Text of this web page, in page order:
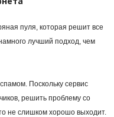
пуля, которая решит все
лучший подход, чем
Поскольку сервис
решить проблему со
не слишком хорошо выходит.